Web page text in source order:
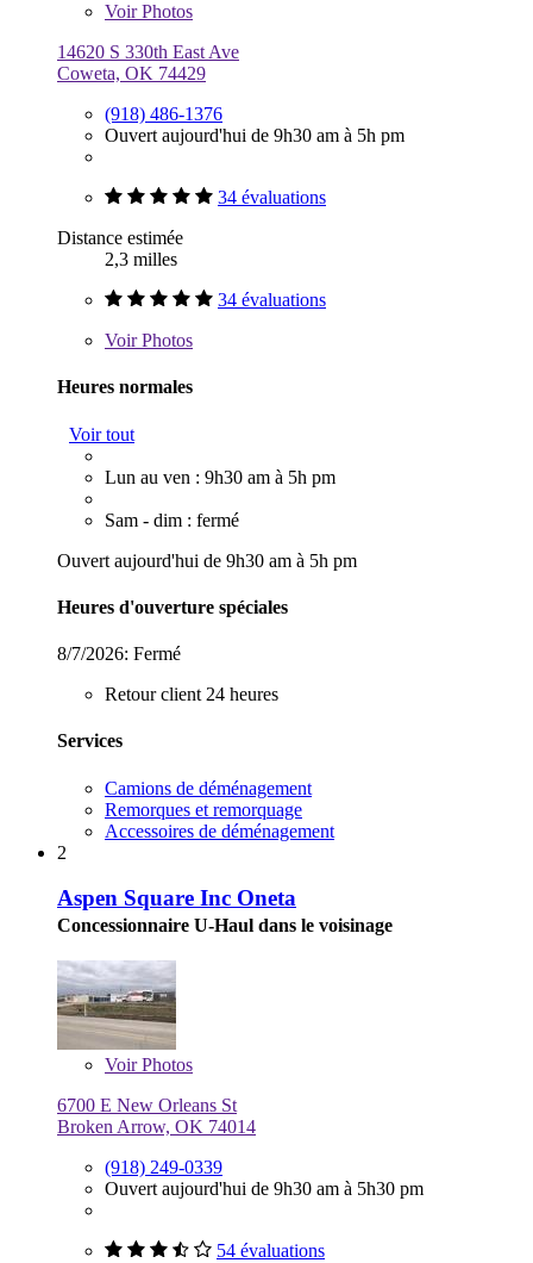
VoirPhotos
14620 S 330th East Ave
Coweta, OK 74429
(918) 486-1376
Ouvert aujourd'hui de 9h30 am à 5h pm
34 évaluations
Distance estimée
2,3 milles
34 évaluations
VoirPhotos
Heures normales
Voir tout
Lun au ven : 9h30 am à 5h pm
Sam - dim : fermé
Ouvert aujourd'hui de 9h30 am à 5h pm
Heures d'ouverture spéciales
8/7/2026: Fermé
Retour client 24 heures
Services
Camions de déménagement
Remorques et remorquage
Accessoires de déménagement
2
Aspen Square Inc Oneta
Concessionnaire U-Haul dans le voisinage
VoirPhotos
6700 E New Orleans St
Broken Arrow, OK 74014
(918) 249-0339
Ouvert aujourd'hui de 9h30 am à 5h30 pm
54 évaluations